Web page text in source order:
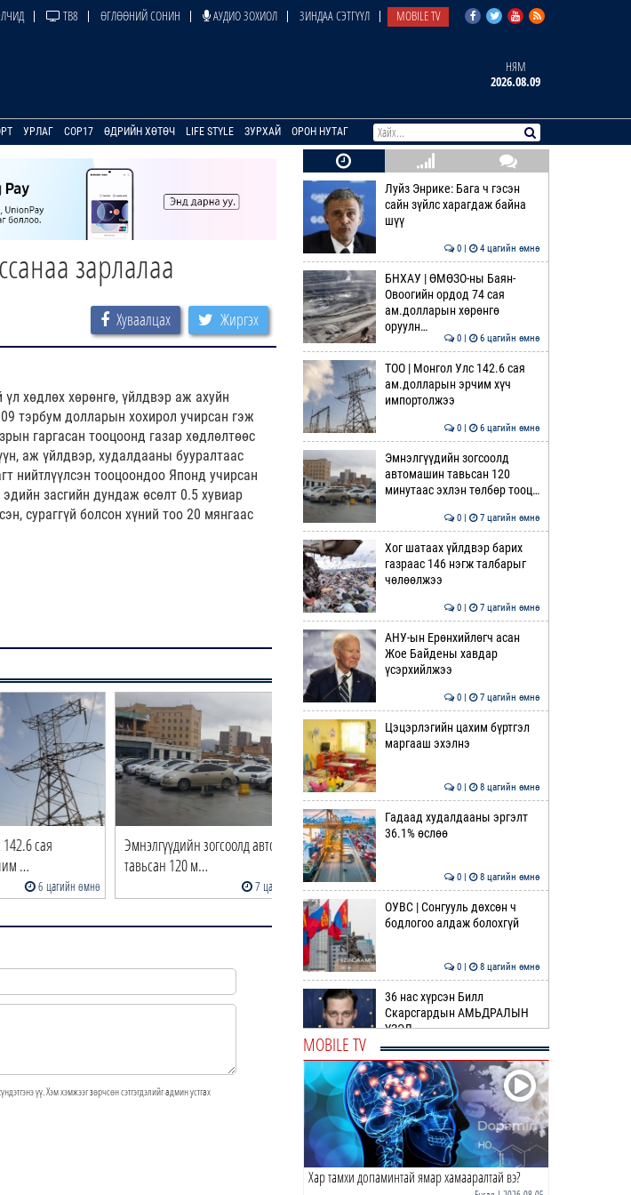
ТВ8 ӨГЛӨӨНИЙ СОНИН АУДИО ЗОХИОЛ ЗИНДАА СЭТГҮҮЛ MOBILE TV
НЯМ
2026.08.09
УРЛАГ COP17 ӨДРИЙН ХӨТӨЧ LIFE STYLE ЗУРХАЙ ОРОН НУТАГ
зарлалаа
Хуваалцах Жиргэх
хөдлөх хөрөнгө, үйлдвэр аж ахуйн
тэрбум долларын хохирол учирсан гэж
гаргасан тооцоонд газар хөдлөлтөөс
аж үйлдвэр, худалдааны бууралтаас
нийтлүүлсэн тооцоондоо Японд учирсан
засгийн дундаж өсөлт 0.5 хувиар
сураггүй болсон хүний тоо 20 мянгаас
өмнө
Эмнэлгүүдийн зогсоолд автомашин
тавьсан 120 м…
7 цагийн өмнө
Хог шатаах үйлдвэр барих газраас
146 нэгж тал…
7 цагийн өмнө
үү. Хэм хэмжээг зөрчсөн сэтгэгдэлийг админ устгах
Луйз Энрике: Бага ч гэсэн
сайн зүйлс харагдаж байна
шүү
0 | 4 цагийн өмнө
БНХАУ | ӨМӨЗО-ны Баян-
Овоогийн ордод 74 сая
ам.долларын хөрөнгө
оруулн…
0 | 6 цагийн өмнө
ТОО | Монгол Улс 142.6 сая
ам.долларын эрчим хүч
импортолжээ
0 | 6 цагийн өмнө
Эмнэлгүүдийн зогсоолд
автомашин тавьсан 120
минутаас эхлэн төлбөр тооц…
0 | 7 цагийн өмнө
Хог шатаах үйлдвэр барих
газраас 146 нэгж талбарыг
чөлөөлжээ
0 | 7 цагийн өмнө
АНУ-ын Ерөнхийлөгч асан
Жое Байдены хавдар
үсэрхийлжээ
0 | 7 цагийн өмнө
Цэцэрлэгийн цахим бүртгэл
маргааш эхэлнэ
0 | 8 цагийн өмнө
Гадаад худалдааны эргэлт
36.1% өслөө
0 | 8 цагийн өмнө
ОУВС | Сонгууль дөхсөн ч
бодлогоо алдаж болохгүй
0 | 8 цагийн өмнө
36 нас хүрсэн Билл
Скарсгардын АМЬДРАЛЫН
ҮЗЭЛ
ӨРНИЙН ЗУРХАЙ |
Жинлүүрийнхний бүтээлч
байдал нэмэгдэнэ
0 | 11 цагийн өмнө
ӨГЛӨӨНИЙ МЭНД!
MOBILE TV
Хар тамхи допаминтай ямар хамааралтай вэ?